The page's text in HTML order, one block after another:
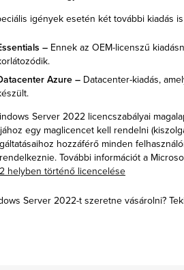
igények esetén két további kiadás
– Ennek az OEM-licenszű
Azure – Datacenter-kiadás,
Server 2022 licencszabályai
egy maglicencet kell rendelni
hozzáférő minden
További információt a
helyben történő licencelése
Server 2022-t szeretne vásárolni?